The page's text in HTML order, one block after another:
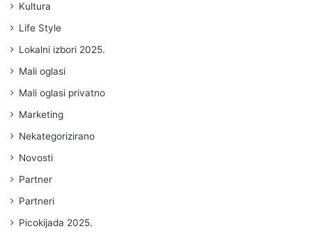
Kultura
Life Style
Lokalni izbori 2025.
Mali oglasi
Mali oglasi privatno
Marketing
Nekategorizirano
Novosti
Partner
Partneri
Picokijada 2025.